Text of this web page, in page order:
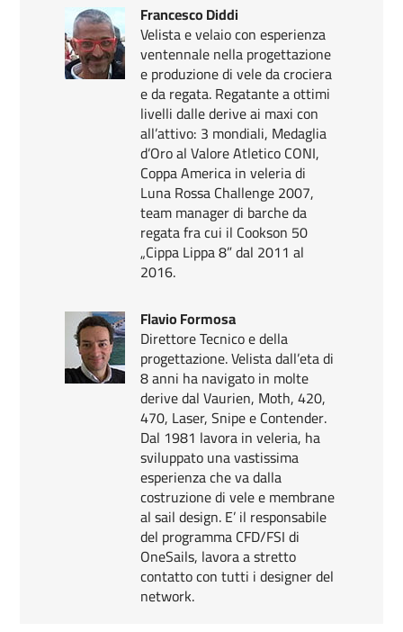
Francesco Diddi
Velista e velaio con esperienza
ventennale nella progettazione
e produzione di vele da crociera
e da regata. Regatante a ottimi
livelli dalle derive ai maxi con
all’attivo: 3 mondiali, Medaglia
d’Oro al Valore Atletico CONI,
Coppa America in veleria di
Luna Rossa Challenge 2007,
team manager di barche da
regata fra cui il Cookson 50
„Cippa Lippa 8” dal 2011 al
2016.
Flavio Formosa
Direttore Tecnico e della
progettazione. Velista dall’eta di
8 anni ha navigato in molte
derive dal Vaurien, Moth, 420,
470, Laser, Snipe e Contender.
Dal 1981 lavora in veleria, ha
sviluppato una vastissima
esperienza che va dalla
costruzione di vele e membrane
al sail design. E’ il responsabile
del programma CFD/FSI di
OneSails, lavora a stretto
contatto con tutti i designer del
network.